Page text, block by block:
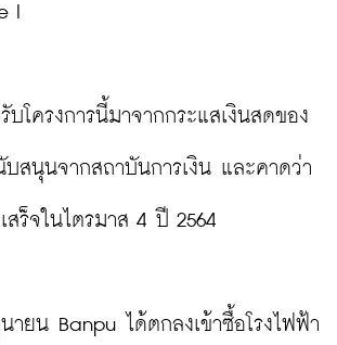
I
บโครงการนี้มาจากกระแสเงินสดของ
สนุนจากสถาบันการเงิน และคาดว่า
สร็จในไตรมาส 4 ปี 2564
ยน Banpu ได้ตกลงเข้าซื้อโรงไฟฟ้า